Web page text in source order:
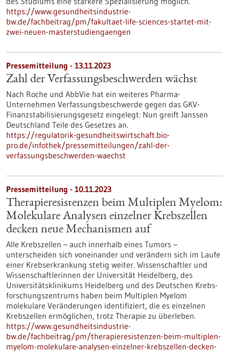
https://www.gesundheitsindustrie-
bw.de/fachbeitrag/pm/fakultaet-life-sciences-startet-mit-
zwei-neuen-masterstudiengaengen
Pressemitteilung - 13.11.2023
Zahl der Verfassungsbeschwerden wächst
Nach Roche und AbbVie hat ein weiteres Pharma-
Unternehmen Verfassungsbeschwerde gegen das GKV-
Finanzstabilisierungsgesetz eingelegt: Nun greift Janssen
Deutschland Teile des Gesetzes an.
https://regulatorik-gesundheitswirtschaft.bio-
pro.de/infothek/pressemitteilungen/zahl-der-
verfassungsbeschwerden-waechst
Pressemitteilung - 10.11.2023
Therapieresistenzen beim Multiplen Myelom:
Molekulare Analysen einzelner Krebszellen
decken neue Mechanismen auf
Alle Krebszellen – auch innerhalb eines Tumors –
unterscheiden sich voneinander und verändern sich im Laufe
einer Krebserkrankung stetig weiter. Wissenschaftler und
Wissenschaftlerinnen der Universität Heidelberg, des
Universitätsklinikums Heidelberg und des Deutschen Krebs­
forschungs­zentrums haben beim Multiplen Myelom
molekulare Veränderungen identifiziert, die es einzelnen
Krebszellen ermöglichen, trotz Therapie zu überleben.
https://www.gesundheitsindustrie-
bw.de/fachbeitrag/pm/therapieresistenzen-beim-multiplen-
myelom-molekulare-analysen-einzelner-krebszellen-decken-